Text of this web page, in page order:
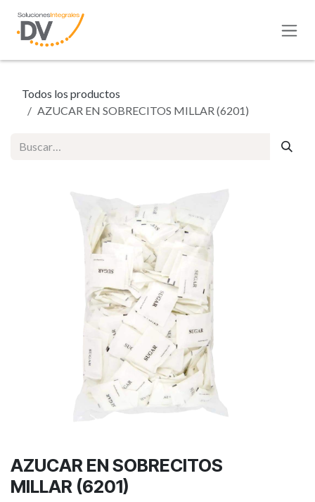
Todos los productos
AZUCAR EN SOBRECITOS MILLAR (6201)
AZUCAR EN SOBRECITOS
MILLAR (6201)